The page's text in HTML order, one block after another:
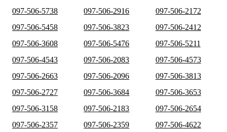
097-506-5738
097-506-2916
097-506-2172
097-506-5458
097-506-3823
097-506-2412
097-506-3608
097-506-5476
097-506-5211
097-506-4543
097-506-2083
097-506-4573
097-506-2663
097-506-2096
097-506-3813
097-506-2727
097-506-3684
097-506-3653
097-506-3158
097-506-2183
097-506-2654
097-506-2357
097-506-2359
097-506-4622